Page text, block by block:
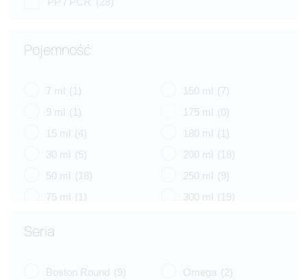
Pojemność
7 ml
(1)
9 ml
(1)
15 ml
(4)
30 ml
(5)
50 ml
(18)
75 ml
(1)
125 ml
150 ml
(7)
175 ml
(0)
180 ml
(1)
200 ml
(18)
250 ml
(9)
300 ml
(19)
Seria
Boston Round (9) Omega (2)